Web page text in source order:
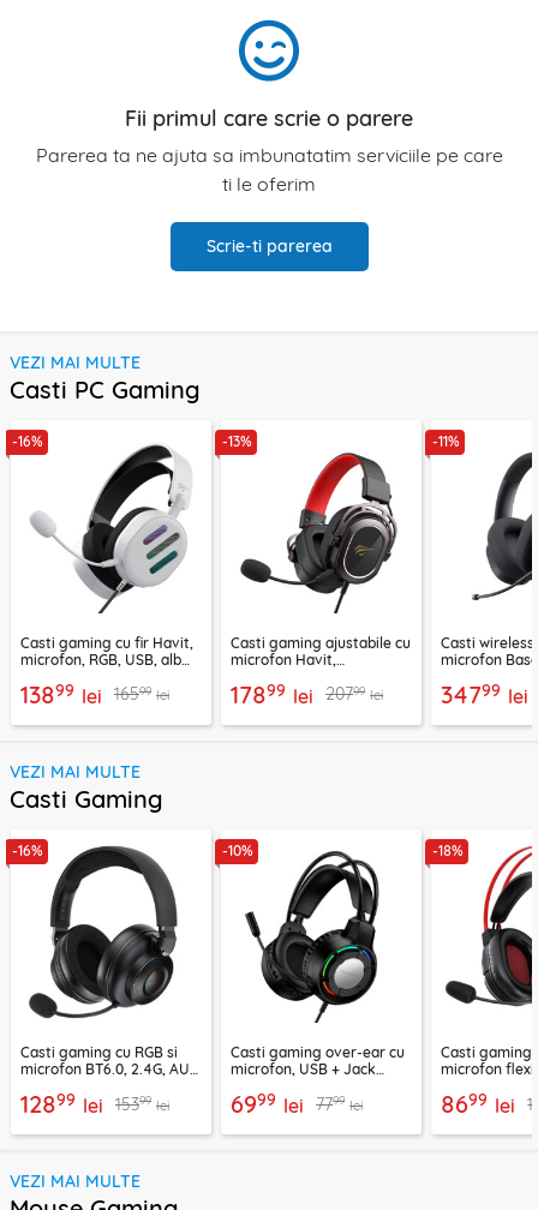
Fii primul care scrie o parere
Parerea ta ne ajuta sa imbunatatim serviciile pe care
ti le oferim
Scrie-ti parerea
VEZI MAI MULTE
Casti PC Gaming
-16%
Casti gaming cu fir Havit,
microfon, RGB, USB, alb
13899 lei 16599 lei
-13%
Casti gaming ajustabile cu
microfon Havit,
17899 lei 20799 lei
-11%
Casti
microfon
34799 lei
VEZI MAI MULTE
Casti Gaming
-16%
Casti gaming cu RGB si
microfon BT6.0, 2.4G, AUX
12899 lei 15399 lei
-10%
Casti gaming over-ear cu
microfon, USB + Jack
BO112
6999 lei 7799 lei
-18%
Casti gaming
microfon
8699 lei
VEZI MAI MULTE